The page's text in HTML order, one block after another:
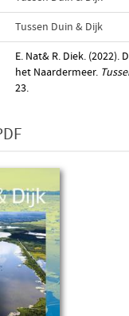
Tussen Duin & Dijk
E. Nat& R. Diek. (2022).
het Naardermeer.
23.